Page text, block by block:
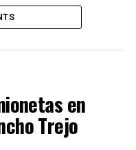
la revisión se efectuó
del penal,
especializados
inspecciones
y custodios
en
Trejo